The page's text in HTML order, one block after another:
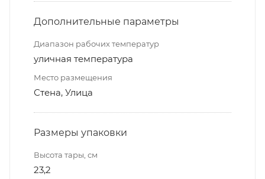
Дополнительные параметры
Диапазон рабочих температур
уличная температура
Место размещения
Стена, Улица
Размеры упаковки
Высота тары, см
23,2